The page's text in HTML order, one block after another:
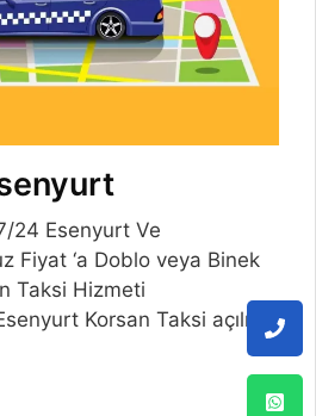
24 Esenyurt Ve
Fiyat ‘a Doblo veya Binek
Taksi Hizmeti
Korsan Taksi açılış